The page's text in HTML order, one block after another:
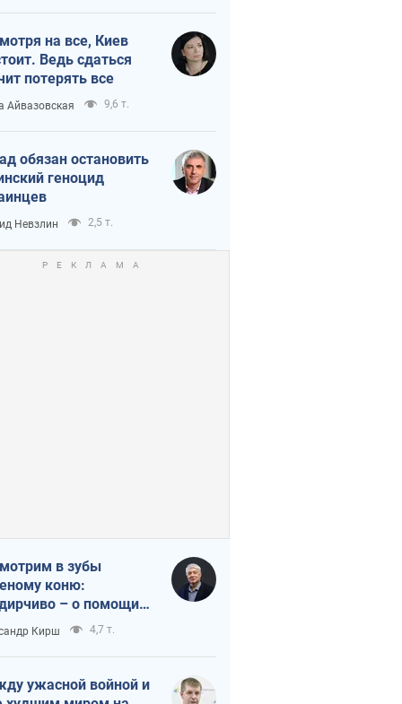
на все, Киев
Ведь сдаться
потерять все
Айвазовская 9,6 т.
обязан остановить
геноцид
Невзлин 2,5 т.
в зубы
коню:
– о помощи
Кирш 4,7 т.
ужасной войной и